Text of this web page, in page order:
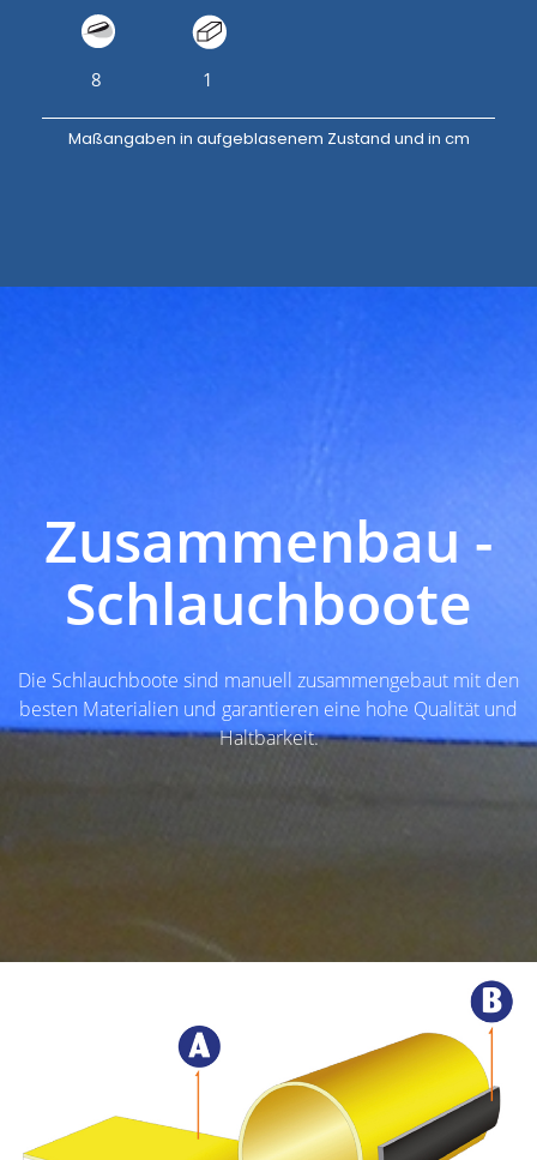
8 1
Maßangaben in aufgeblasenem Zustand und in cm
Zusammenbau -
Schlauchboote
Die Schlauchboote sind manuell zusammengebaut mit den
besten Materialien und garantieren eine hohe Qualität und
Haltbarkeit.